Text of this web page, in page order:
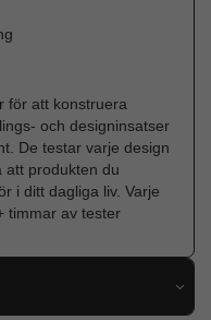
för att konstruera
och designinsatser
De testar varje design
att produkten du
i ditt dagliga liv. Varje
timmar av tester